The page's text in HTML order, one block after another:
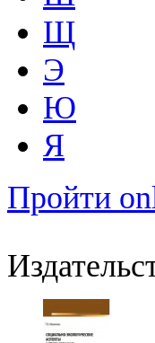
Щ
Э
Ю
Я
Пройти